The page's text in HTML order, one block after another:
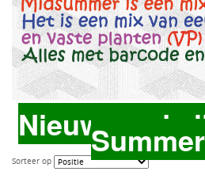
Nieuw op de
Sorteer op